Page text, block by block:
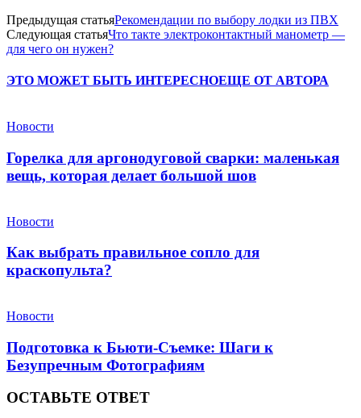
Предыдущая статьяРекомендации по выбору лодки из ПВХ
Следующая статьяЧто такте электроконтактный манометр —
для чего он нужен?
ЭТО МОЖЕТ БЫТЬ ИНТЕРЕСНОЕЩЕ ОТ АВТОРА
Новости
Горелка для аргонодуговой сварки: маленькая
вещь, которая делает большой шов
Новости
Как выбрать правильное сопло для
краскопульта?
Новости
Подготовка к Бьюти-Съемке: Шаги к
Безупречным Фотографиям
ОСТАВЬТЕ ОТВЕТ